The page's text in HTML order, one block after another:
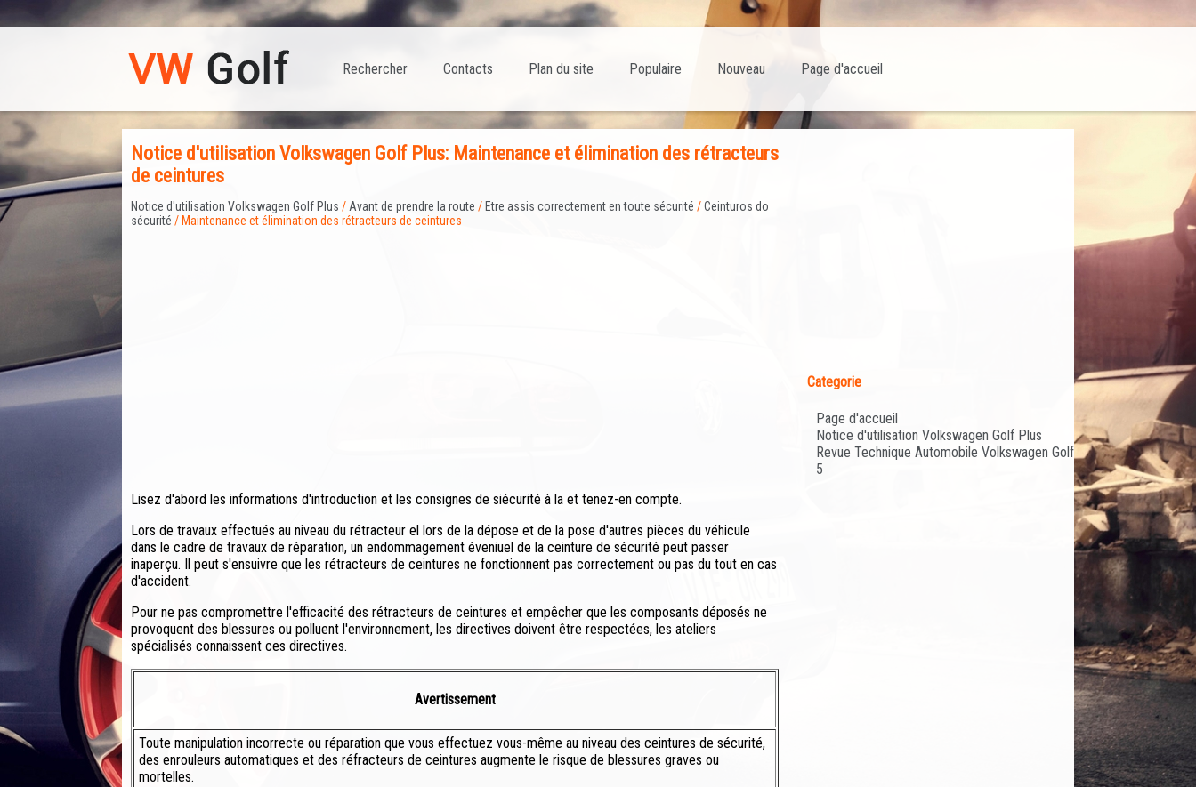
Page d'accueil
Nouveau
Populaire
Plan du site
Contacts
Rechercher
Notice d'utilisation Volkswagen Golf Plus: Maintenance et élimination des rétracteurs
de ceintures
Notice d'utilisation Volkswagen Golf Plus /Avant de prendre la route / Etre assis correctement en toute sécurité /Ceinturos do
sécurité / Maintenance et élimination des rétracteurs de ceintures
Lisez d'abord les informations d'introduction et les consignes de siécurité à la et tenez-en compte.
Lors de travaux effectués au niveau du rétracteur el lors de la dépose et de la pose d'autres pièces du véhicule
dans le cadre de travaux de réparation, un endommagement éveniuel de la ceinture de sécurité peut passer
inaperçu. Il peut s'ensuivre que les rétracteurs de ceintures ne fonctionnent pas correctement ou pas du tout en cas
d'accident.
Pour ne pas compromettre l'efficacité des rétracteurs de ceintures et empêcher que les composants déposés ne
provoquent des blessures ou polluent l'environnement, les directives doivent être respectées, les ateliers
spécialisés connaissent ces directives.
Avertissement
Toute manipulation incorrecte ou réparation que vous effectuez vous-même au niveau des ceintures de sécurité,
des enrouleurs automatiques et des réfracteurs de ceintures augmente le risque de blessures graves ou
mortelles.
Categorie
Page d'accueil
Notice d'utilisation Volkswagen Golf Plus
Revue Technique Automobile Volkswagen Golf
5